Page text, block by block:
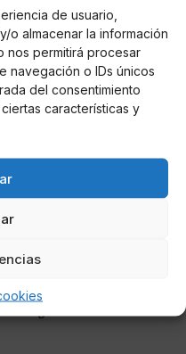
de usuario,
o almacenar la información
nos permitirá procesar
navegación o IDs únicos
del consentimiento
características y
Online en
Casinos
Online con Bitcoin y